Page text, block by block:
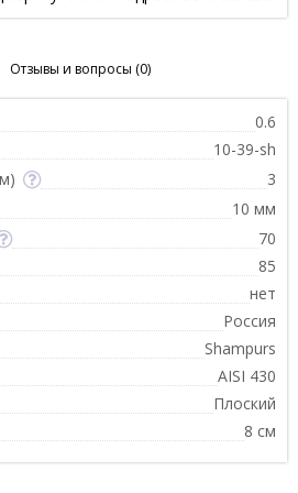
Отзывы и вопросы (0)
0.6
10-39-sh
3
10 мм
70
85
нет
Россия
Shampurs
AISI 430
Плоский
8 см